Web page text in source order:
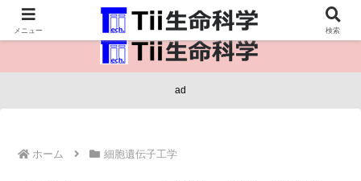
医療保健・生命・生物の情報インフラ。
ad
ホーム 細胞遺伝子工学
メニュー 検索